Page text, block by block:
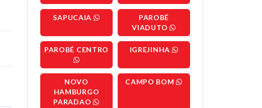
SAPUCAIA
PAROBÉ
VIADUTO
PAROBÉ CENTRO IGREJINHA
NOVO
HAMBURGO
PARADAO
CAMPO BOM